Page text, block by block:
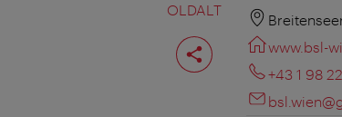
OLDALT
Oldal
megosztása
www.bsl-
+43 1 98